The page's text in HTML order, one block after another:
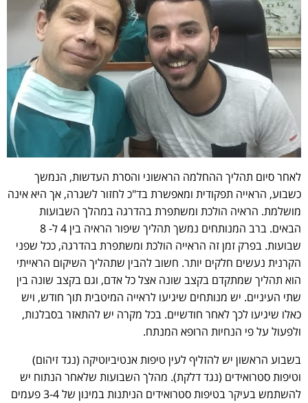
לאחר סיום תהליך ההחלמה הראשוני והסרת העדשות, הנמשך
כשבוע, הראייה תפקודית ומאפשרת בד"כ לחזור לשגרה, אך היא אינה
מושלמת. הראיה הולכת ומשתפרת בהדרגה במהלך השבועות
הבאים. ברב המנותחים נמשך תהליך שיפור הראיה בין 4 ל- 8
שבועות. בפרק זמן זה הראייה הולכת ומשתפרת בהדרגה, ככל שפני
הקרנית נעשים חלקים יותר. חשוב להבין שתהליך השיקום הראייתי
הוא תהליך שמתקדם בקצב שונה אצל כל אדם, וגם בקצב שונה בין
שתי העיניים. יש מנותחים שיגיעו לראייה המיטבית תוך חודש, ויש
כאלו שיגיעו לכך לאחר חודשיים. בכל מקרה יש להתאזר בסבלנות,
ולפעול על פי הנחיות הרופא המנתח.
בשבוע הראשון יש להזליף לעין טיפות אנטיביוטיקה (נגד זיהום)
וטיפות סטרואידים (נגד דלקת). מהלך השבועות שלאחר הנתוח יש
להשתמש בעיקר בטיפות סטרואידים הניתנות במינון של 3-4 פעמים